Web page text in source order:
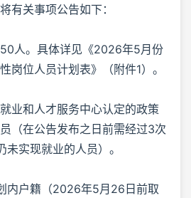
有关事项公告如下：
人。具体详见《2026年5月份
岗位人员计划表》（附件1）。
业和人才服务中心认定的政策
（在公告发布之日前需经过3次
实现就业的人员）。
内户籍（2026年5月26日前取